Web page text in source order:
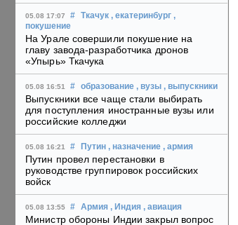
05.08 17:07 # Ткачук , екатеринбург ,
покушение
На Урале совершили покушение на
главу завода-разработчика дронов
«Упырь» Ткачука
05.08 16:51 # образование , вузы , выпускники
Выпускники все чаще стали выбирать
для поступления иностранные вузы или
российские колледжи
05.08 16:21 # Путин , назначение , армия
Путин провел перестановки в
руководстве группировок российских
войск
05.08 13:55 # Армия , Индия , авиация
Министр обороны Индии закрыл вопрос